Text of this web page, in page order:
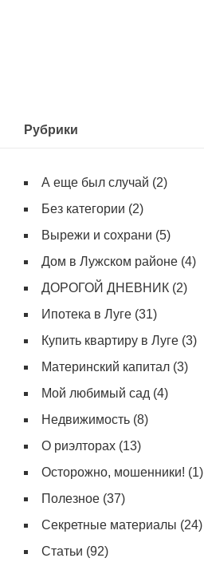
Рубрики
А еще был случай (2)
Без категории (2)
Вырежи и сохрани (5)
Дом в Лужском районе (4)
ДОРОГОЙ ДНЕВНИК (2)
Ипотека в Луге (31)
Купить квартиру в Луге (3)
Материнский капитал (3)
Мой любимый сад (4)
Недвижимость (8)
О риэлторах (13)
Осторожно, мошенники! (1)
Полезное (37)
Секретные материалы (24)
Статьи (92)